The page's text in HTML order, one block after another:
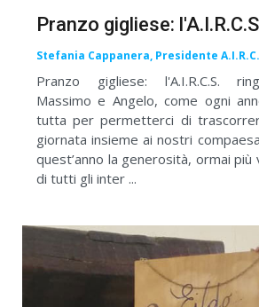
Pranzo gigliese:
Stefania Cappanera, Presidente
Pranzo gigliese: l'A.I.R.C.S.
Massimo e Angelo, come ogni
tutta per permetterci di
giornata insieme ai nostri
quest’anno la generosità, ormai
di tutti gli inter ...